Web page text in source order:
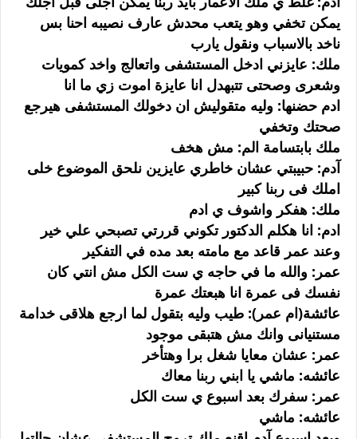
يمكن تخفي وهو يتعب محدش عارف نصيبه احنا بس
ناخد بالاسباب ونقول يارب
ملك: عايزني ادخل المستشفى واتعالج واخد كمويات
وشعرى وصحتى تتبهدل انا عايزة اموت زي ما انا
ادم حضنها: وليه متقوليش ان دخولك المستشفى هيرجع
صحتك وتخفي
ملك بابتسامة الم: مش هخف
آدم: حبيبتي عشان خاطري عايزين نلحق الموضوع خلى
املك فى ربنا كبير
ملك: هفكر واشوف ي ادم
ادم: انا هكلم الدكتور تكوني قررتي تصبحي علي خير
وعند عمر قاعد مع مامته بعد مده في التفكير
عمر: والله ما في حاجه ي ست الكل مش انتي كان
نفسك فى عمرة انا هبعتك عمرة
عائشة(ام عمر): طيب وليه بتقول لما ارجع هلاقى خدامة
مستنيانى وانك مش هتبقى موجود
عمر: عشان معايا شغل برا وهتأخر
عائشه: ماشي يا ابني ربنا معاك
عمر: سفرك بعد اسبوع ي ست الكل
عائشه: ماشي